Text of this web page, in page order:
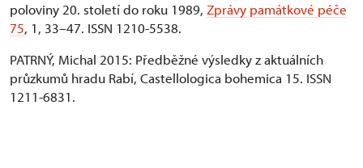
poloviny 20. století do roku 1989, Zprávy památkové péče
75, 1, 33–47. ISSN 1210-5538.
PATRNÝ, Michal 2015: Předběžné výsledky z aktuálních
průzkumů hradu Rabí, Castellologica bohemica 15. ISSN
1211-6831.